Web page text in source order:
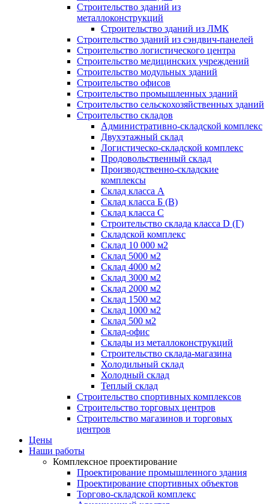
Строительство зданий из
металлоконструкций
Строительство зданий из ЛМК
Строительство зданий из сэндвич-панелей
Строительство логистического центра
Строительство медицинских учреждений
Строительство модульных зданий
Строительство офисов
Строительство промышленных зданий
Строительство сельскохозяйственных зданий
Строительство складов
Административно-складской комплекс
Двухэтажный склад
Логистическо-складской комплекс
Продовольственный склад
Производственно-складские
комплексы
Склад класса А
Склад класса Б (B)
Склад класса С
Строительство склада класса D (Г)
Складской комплекс
Склад 10 000 м2
Склад 5000 м2
Склад 4000 м2
Склад 3000 м2
Склад 2000 м2
Склад 1500 м2
Склад 1000 м2
Склад 500 м2
Склад-офис
Склады из металлоконструкций
Строительство склада-магазина
Холодильный склад
Холодный склад
Теплый склад
Строительство спортивных комплексов
Строительство торговых центров
Строительство магазинов и торговых
центров
Цены
Наши работы
Комплексное проектирование
Проектирование промышленного здания
Проектирование спортивных объектов
Торгово-складской комплекс